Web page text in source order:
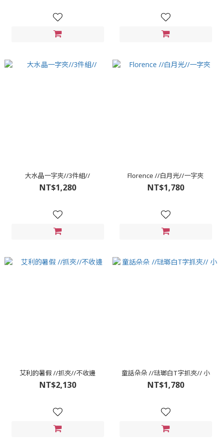
大水晶一字夾//3件組//
NT$1,280
Florence //白月光//一字夾
NT$1,780
艾利的暑假 //抓夾//不收邊
NT$2,130
童話朵朵 //琺瑯白T字抓夾// 小
NT$1,780